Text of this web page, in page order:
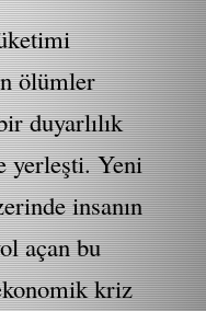
ölümler
duyarlılık
yerleşti. Yeni
insanın
açan bu
kriz